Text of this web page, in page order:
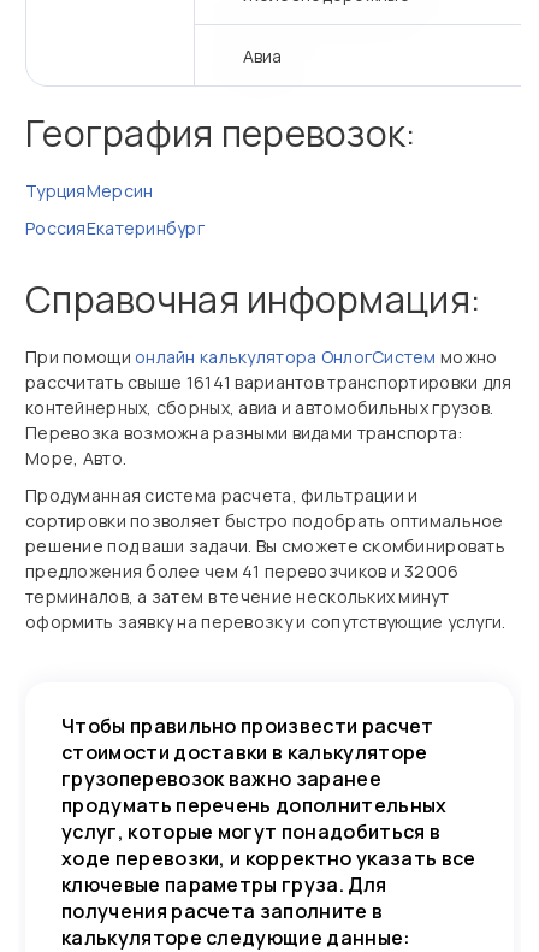
Авиа
География перевозок:
ТурцияМерсин
РоссияЕкатеринбург
Справочная информация:
При помощи онлайн калькулятора ОнлогСистем можно
рассчитать свыше 16141 вариантов транспортировки для
контейнерных, сборных, авиа и автомобильных грузов.
Перевозка возможна разными видами транспорта:
Море, Авто.
Продуманная система расчета, фильтрации и
сортировки позволяет быстро подобрать оптимальное
решение под ваши задачи. Вы сможете скомбинировать
предложения более чем 41 перевозчиков и 32006
терминалов, а затем в течение нескольких минут
оформить заявку на перевозку и сопутствующие услуги.
Чтобы правильно произвести расчет
стоимости доставки в калькуляторе
грузоперевозок важно заранее
продумать перечень дополнительных
услуг, которые могут понадобиться в
ходе перевозки, и корректно указать все
ключевые параметры груза. Для
получения расчета заполните в
калькуляторе следующие данные: